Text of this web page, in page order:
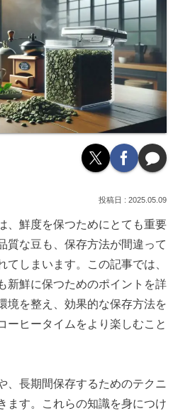
2025.05.09
、鮮度を保つためにとても重要
質な豆も、保存方法が間違って
てしまいます。この記事では、
新鮮に保つためのポイントを詳
境を整え、効果的な保存方法を
ーヒータイムをより楽しむこと
、長期間保存するためのテクニ
ます。これらの知識を身につけ